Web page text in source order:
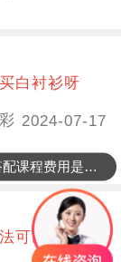
白衬衫呀
2024-07-17
可以不追流
服装搭配课程费用是多少？